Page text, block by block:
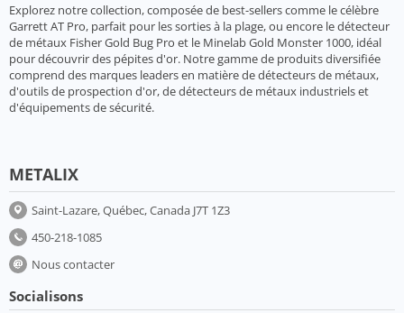
Explorez notre collection, composée de best-sellers comme le célèbre
Garrett AT Pro, parfait pour les sorties à la plage, ou encore le détecteur
de métaux Fisher Gold Bug Pro et le Minelab Gold Monster 1000, idéal
pour découvrir des pépites d'or. Notre gamme de produits diversifiée
comprend des marques leaders en matière de détecteurs de métaux,
d'outils de prospection d'or, de détecteurs de métaux industriels et
d'équipements de sécurité.
METALIX
Saint-Lazare, Québec, Canada J7T 1Z3
450-218-1085
Nous contacter
Socialisons